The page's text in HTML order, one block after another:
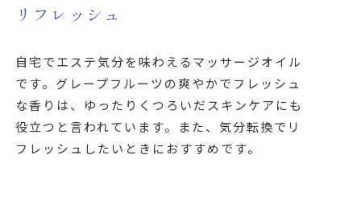
リフレッシュ
自宅でエステ気分を味わえるマッサージオイル
です。グレープフルーツの爽やかでフレッシュ
な香りは、ゆったりくつろいだスキンケアにも
役立つと言われています。また、気分転換でリ
フレッシュしたいときにおすすめです。